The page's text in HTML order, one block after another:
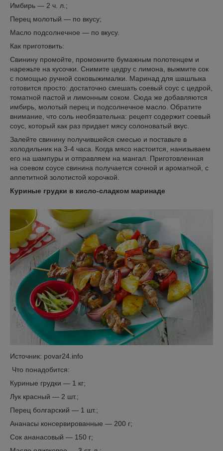
Имбирь — 2 ч. л.;
Перец молотый — по вкусу;
Масло подсолнечное — по вкусу.
Как приготовить:
Свинину промойте, промокните бумажным полотенцем и
нарежьте на кусочки. Снимите цедру с лимона, выжмите сок
с помощью ручной соковыжималки. Маринад для шашлыка
готовится просто: достаточно смешать соевый соус с цедрой,
томатной пастой и лимонным соком. Сюда же добавляются
имбирь, молотый перец и подсолнечное масло. Обратите
внимание, что соль необязательна: рецепт содержит соевый
соус, который как раз придает мясу солоноватый вкус.
Залейте свинину получившейся смесью и поставьте в
холодильник на 3-4 часа. Когда мясо настоится, нанизываем
его на шампуры и отправляем на мангал. Приготовленная
на соевом соусе свинина получается сочной и ароматной, с
аппетитной золотистой корочкой.
Куриные грудки в кисло-сладком маринаде
Источник: povar24.info
Что понадобится:
Куриные грудки — 1 кг;
Лук красный — 2 шт.;
Перец болгарский — 1 шт.;
Ананасы консервированные — 200 г;
Сок ананасовый — 150 г;